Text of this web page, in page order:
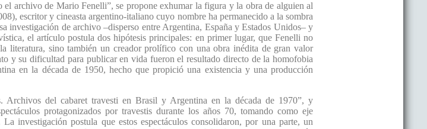
archivo de Mario Fenelli”, se propone exhumar la figura y la obra de alguien al
escritor y cineasta argentino-italiano cuyo nombre ha permanecido a la sombra
investigación de archivo –disperso entre Argentina, España y Estados Unidos– y
el artículo postula dos hipótesis principales: en primer lugar, que Fenelli no
literatura, sino también un creador prolífico con una obra inédita de gran valor
y su dificultad para publicar en vida fueron el resultado directo de la homofobia
en la década de 1950, hecho que propició una existencia y una producción
del cabaret travesti en Brasil y Argentina en la década de 1970”, y
protagonizados por travestis durante los años 70, tomando como eje
investigación postula que estos espectáculos consolidaron, por una parte, un